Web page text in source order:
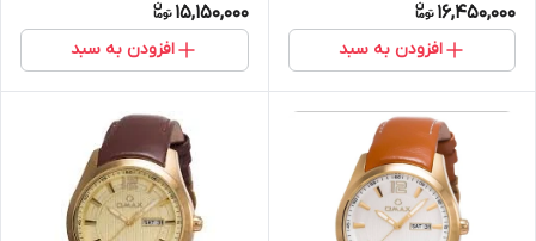
16,450,000
افزودن به سبد
15,150,000
افزودن به سبد